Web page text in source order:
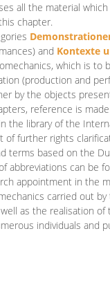
all the material
chapter.
D
and Kontexte
which is to
(production and
by the objects
reference is
the library of the
of further rights
terms based on the
abbreviations can be
appointment in the
carried out
as the realisation
individuals and